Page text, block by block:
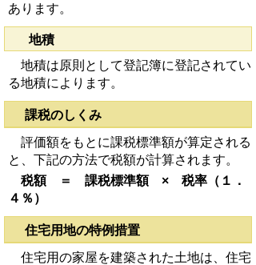
あります。
地積
地積は原則として登記簿に登記されてい
る地積によります。
課税のしくみ
評価額をもとに課税標準額が算定される
と、下記の方法で税額が計算されます。
税額 ＝ 課税標準額 × 税率（１．
４％）
住宅用地の特例措置
住宅用の家屋を建築された土地は、住宅